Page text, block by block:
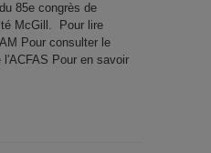
85e congrès de
McGill. Pour lire
Pour consulter le
Pour en savoir